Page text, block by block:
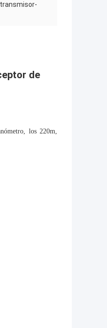
de
los 220m,